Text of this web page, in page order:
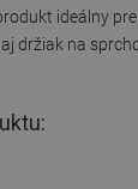
ideálny
držiak na